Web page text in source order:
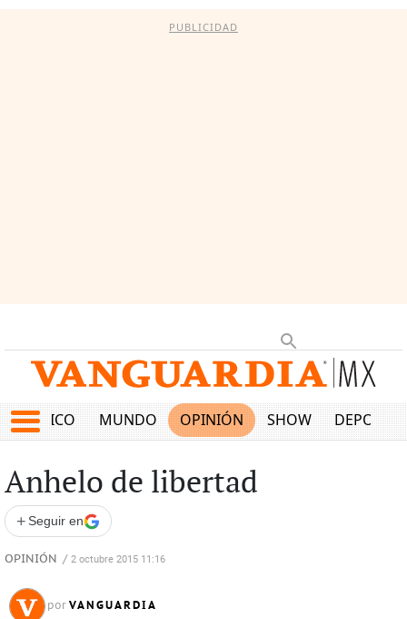
PUBLICIDAD
MÉXICO MUNDO OPINIÓN SHOW
Anhelo de libertad
+ Seguir en
OPINIÓN / 2 octubre 2015 11:16
por VANGUARDIA